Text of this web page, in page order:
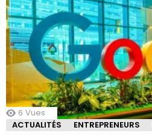
6 Vues
ACTUALITÉS
ENTREPRENEURS